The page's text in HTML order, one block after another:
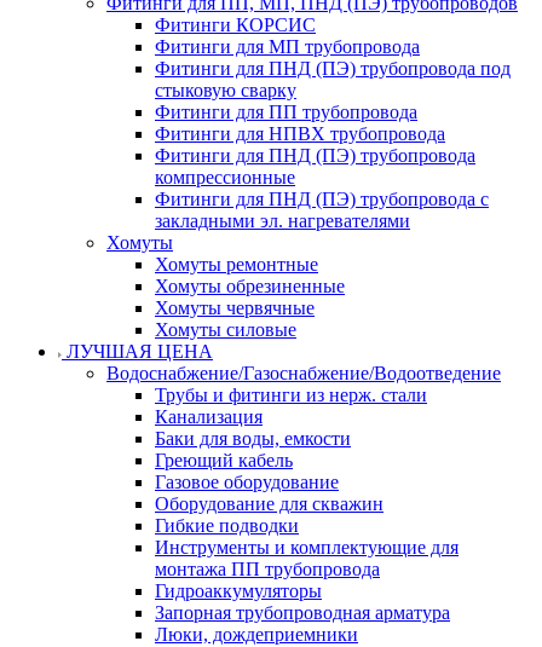
Фитинги КОРСИС
Фитинги для МП трубопровода
Фитинги для ПНД (ПЭ) трубопровода под
стыковую сварку
Фитинги для ПП трубопровода
Фитинги для НПВХ трубопровода
Фитинги для ПНД (ПЭ) трубопровода
компрессионные
Фитинги для ПНД (ПЭ) трубопровода с
закладными эл. нагревателями
Хомуты
Хомуты ремонтные
Хомуты обрезиненные
Хомуты червячные
Хомуты силовые
ЛУЧШАЯ ЦЕНА
Водоснабжение/Газоснабжение/Водоотведение
Трубы и фитинги из нерж. стали
Канализация
Баки для воды, емкости
Греющий кабель
Газовое оборудование
Оборудование для скважин
Гибкие подводки
Инструменты и комплектующие для
монтажа ПП трубопровода
Гидроаккумуляторы
Запорная трубопроводная арматура
Люки, дождеприемники